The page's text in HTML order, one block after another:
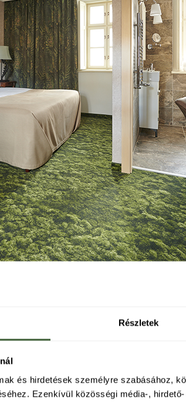
Részletek
és hirdetések személyre szabásához,
Ezenkívül közösségi média-,
TATAI PLATÁN